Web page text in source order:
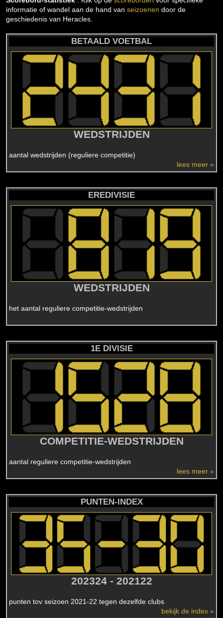
informatie of wandel aan de hand van seizoenen door de
geschiedenis van Heracles.
BETAALD VOETBAL
WEDSTRIJDEN
aantal wedstrijden (reguliere competitie)
lees meer »
EREDIVISIE
WEDSTRIJDEN
het aantal reguliere competitie-wedstrijden
1E DIVISIE
COMPETITIE-WEDSTRIJDEN
aantal reguliere competitie-wedstrijden
lees meer »
PUNTEN-INDEX
202324 - 202122
punten tov seizoen 2021-22 tegen dezelfde clubs
bekijk de index »